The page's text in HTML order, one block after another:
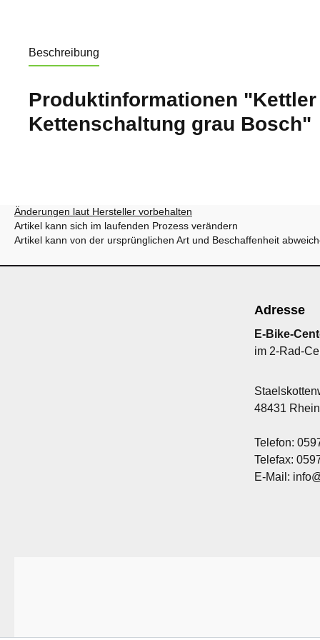
Beschreibung
Produktinformationen "Kettler
Kettenschaltung grau Bosch"
Änderungen laut Hersteller vorbehalten
Artikel kann sich im laufenden Prozess verändern
Artikel kann von der ursprünglichen Art und Beschaffenheit
Adresse
E-Bike-
im 2-Rad-
48431
Telefon:
Telefax:
E-Mail: